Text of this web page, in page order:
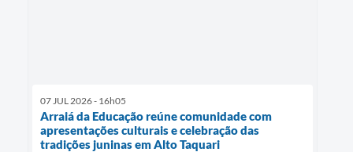
07 JUL 2026 - 16h05
Arraiá da Educação reúne comunidade com
apresentações culturais e celebração das
tradições juninas em Alto Taquari